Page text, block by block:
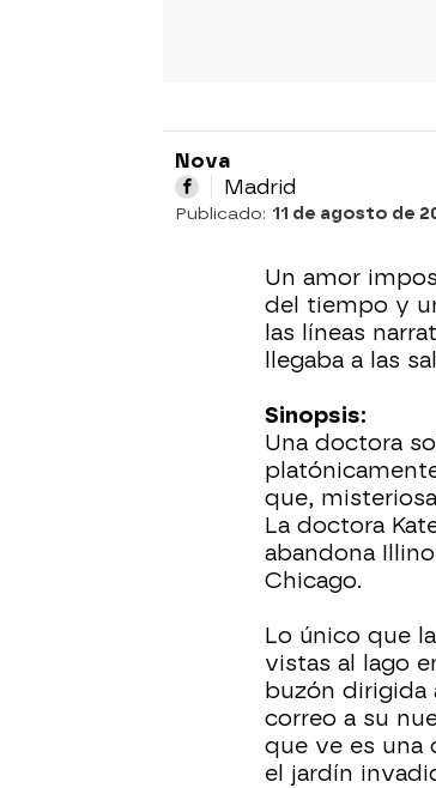
Nova
Madrid
Publicado: 11 de agosto de
Un amor
del tiempo y
las líneas
llegaba a las
Sinopsis:
Una doctora
que,
La doctora
abandona
Chicago.
Lo único que
vistas al lago
buzón dirigida
correo a su
que ve es una
el jardín